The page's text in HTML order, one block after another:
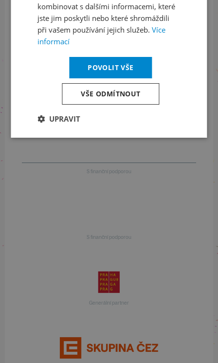
Informace o stavu objednávek
+420 461 049 232
Informace o programu
+420 257 310 414
S finanční podporou
S finanční podporou
Generální partner
kombinovat s dalšími informacemi, které
jste jim poskytli nebo které shromáždili
při vašem používání jejich služeb. Více
informací
POVOLIT VŠE
VŠE ODMÍTNOUT
UPRAVIT